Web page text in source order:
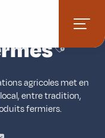
Ajouter
agricoles met en
entre tradition,
fermiers.